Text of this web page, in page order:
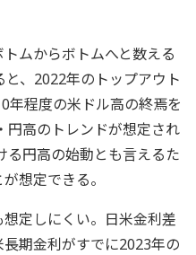
ムからボトムへと数える
、2022年のトップアウト
年程度の米ドル高の終焉を
円高のトレンドが想定され
る円高の始動とも言えるた
想定できる。
定しにくい。日米金利差
期金利がすでに2023年の